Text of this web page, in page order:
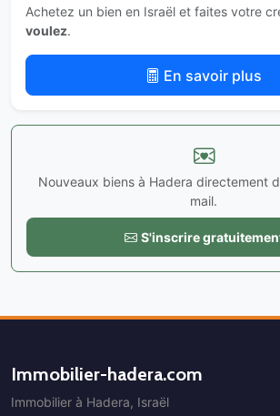
Achetez un bien en Israël et faites votre
voulez.
En savoir plus
Nouveaux biens à Hadera directement
mail.
S'inscrire
Immobilier-hadera.com
Immobilier à Hadera, Israël